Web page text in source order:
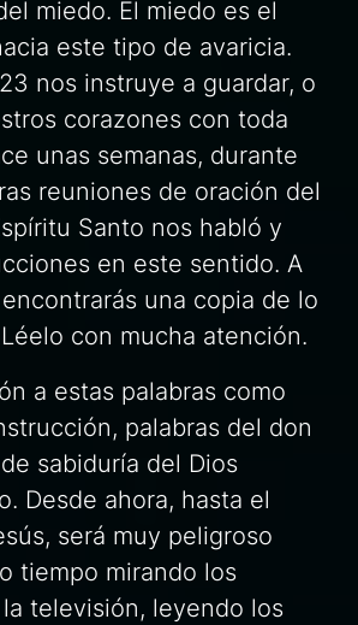
miedo. El miedo es el
este tipo de avaricia.
nos instruye a guardar, o
corazones con toda
unas semanas, durante
reuniones de oración del
Santo nos habló y
en este sentido. A
una copia de lo
con mucha atención.
a estas palabras como
palabras del don
sabiduría del Dios
Desde ahora, hasta el
será muy peligroso
tiempo mirando los
televisión, leyendo los